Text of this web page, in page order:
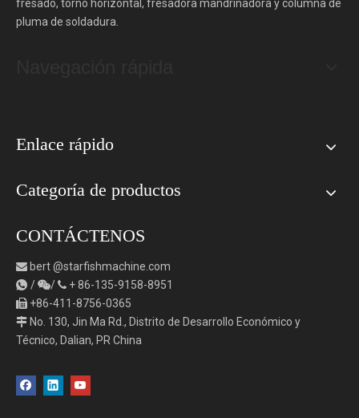
fresado, torno horizontal, fresadora mandrinadora y columna de
pluma de soldadura.
Enlace rápido
Categoría de productos
CONTÁCTENOS
 bert@starfishmachine.com
 / /  +86-135-9158-8951
 +86-411-8756-0365
 No. 130, Jin Ma Rd., Distrito de Desarrollo Económico y
Técnico, Dalian, PR China